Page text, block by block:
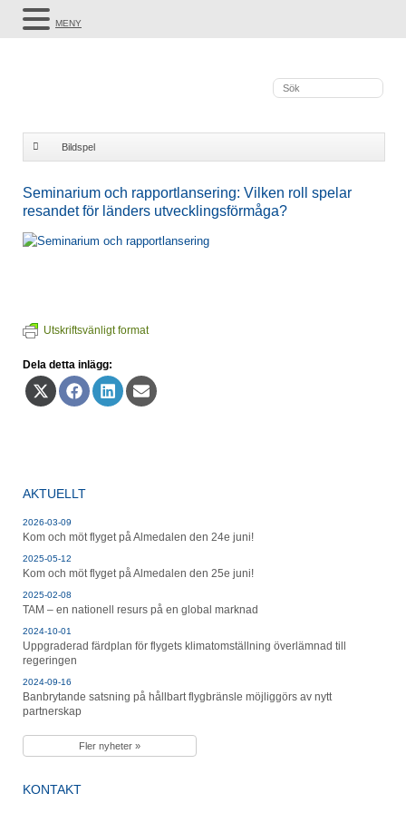
Bildspel
utvecklingsförmåga?
Seminarium och rapportlansering: Vilken roll spelar
resandet för länders utvecklingsförmåga?
Utskriftsvänligt format
Dela detta inlägg:
Dela
på
Dela
på
Dela
på
Dela
på
AKTUELLT
2026-03-09
Kom och möt flyget på Almedalen den 24e juni!
2025-05-12
Kom och möt flyget på Almedalen den 25e juni!
2025-02-08
TAM – en nationell resurs på en global marknad
2024-10-01
Uppgraderad färdplan för flygets klimatomställning överlämnad till
regeringen
2024-09-16
Banbrytande satsning på hållbart flygbränsle möjliggörs av nytt
partnerskap
Fler nyheter »
KONTAKT
MENY